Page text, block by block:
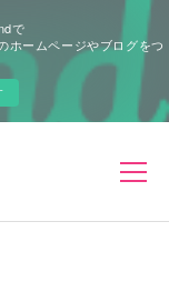
で
ホームページやブログをつ